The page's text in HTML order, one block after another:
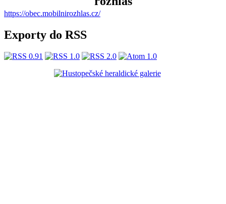
https://obec.mobilnirozhlas.cz/
Exporty do RSS